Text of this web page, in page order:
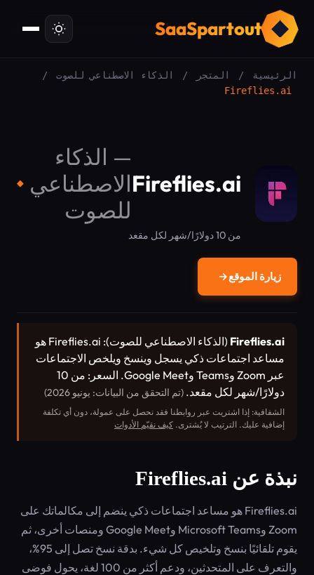
SaaSpartout
الرئيسية / المتجر / الذكاء الاصطناعي للصوت
/
Fireflies.ai
Fireflies.ai
— الذكاء
الاصطناعي
للصوت
◆
من 10 دولارًا/شهر لكل مقعد
زيارة الموقع→
Fireflies.ai
(الذكاء الاصطناعي للصوت): Fireflies.ai هو
مساعد اجتماعات ذكي يسجل وينسخ ويلخص الاجتماعات
عبر Zoom وTeams وGoogle Meet. السعر: من 10
دولارًا/شهر لكل مقعد. (تم التحقق من البيانات: يونيو 2026)
الشفافية: إذا اشتريت عبر روابطنا فقد نحصل على عمولة، دون أي تكلفة
إضافية عليك. الترتيب لا يُشترى. كيف نقيّم الأدوات
نبذة عن Fireflies.ai
Fireflies.ai هو مساعد اجتماعات ذكي ينضم إلى مكالماتك على
Zoom وMicrosoft Teams وGoogle Meet ومنصات أخرى، ثم
يقوم تلقائيًا بنسخ وتلخيص كل شيء. بدقة نسخ تصل إلى 95%،
والتعرف على المتحدثين، ودعم أكثر من 100 لغة، يحول فوضى